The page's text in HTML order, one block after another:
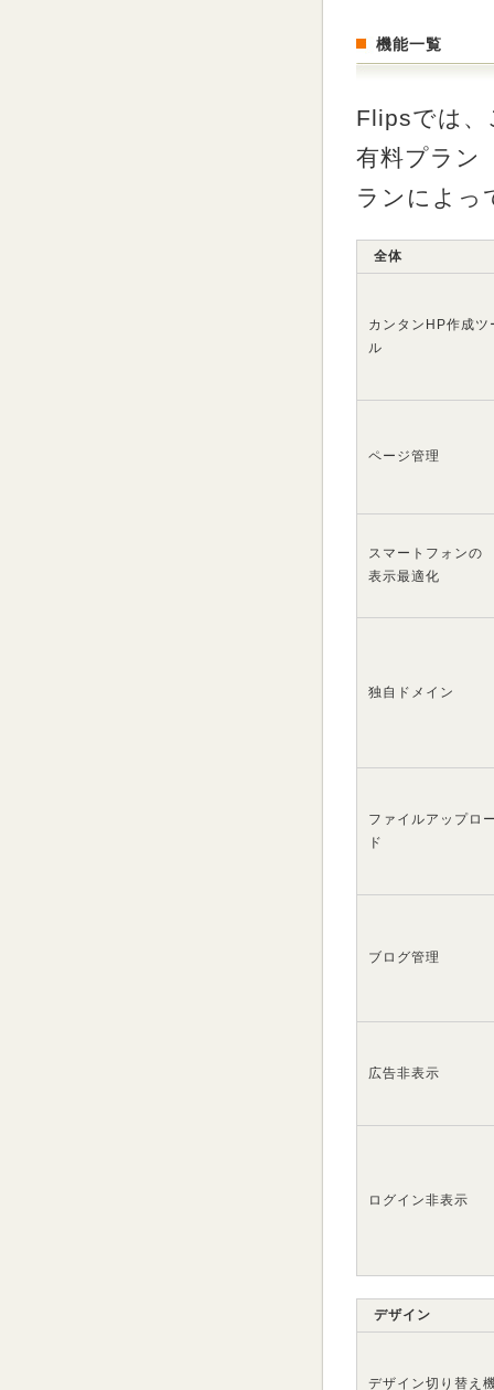
機能一覧
Flipsでは、
有料プラン
ランによっ
全体
カンタンHP作成ツ
ル
ページ管理
スマートフォンの
表示最適化
独自ドメイン
ファイルアップロ
ド
ブログ管理
広告非表示
ログイン非表示
デザイン
デザイン切り替え